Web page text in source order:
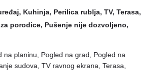
Kuhinja, Perilica rublja, TV, Terasa,
porodice, Pušenje nije dozvoljeno,
na planinu, Pogled na grad, Pogled na
sudova, TV ravnog ekrana, Terasa,